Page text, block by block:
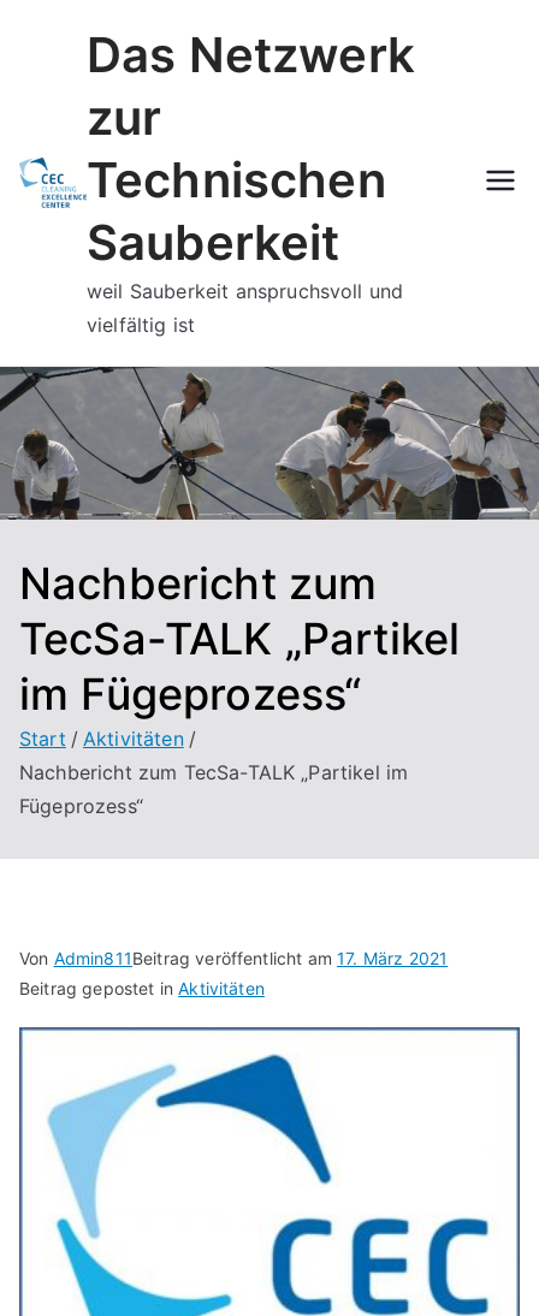
Das Netzwerk
zur
Technischen
Sauberkeit
weil Sauberkeit anspruchsvoll und
vielfältig ist
Nachbericht zum
TecSa-TALK „Partikel
im Fügeprozess“
Start
Aktivitäten
Nachbericht zum TecSa-TALK „Partikel im
Fügeprozess“
Von Admin811Beitrag veröffentlicht am17. März 2021
Beitrag gepostet inAktivitäten